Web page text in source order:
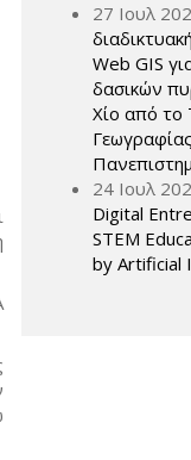
27 Ιουλ
Web GIS
δασικών
Χίο από το
24 Ιουλ
Digital
STEM
by Artificial